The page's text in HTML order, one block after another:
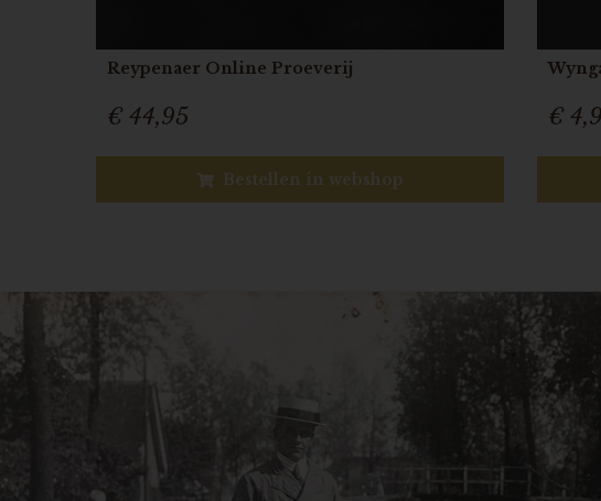
Reypenaer Online Proeverij
€ 44,95
Bestellen in webshop
€